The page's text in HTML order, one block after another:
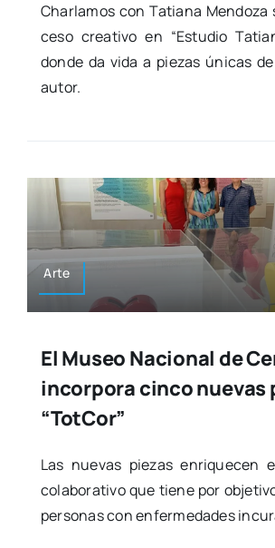
Char­la­mos con Tatia­na
ce­so crea­ti­vo en “Estu­dio
don­de da vida a pie­zas úni­cas
autor.
Arte
El Museo Nacional de
incorpora cinco nuevas
“TotCor”
Las nue­vas pie­zas enri­que­cen
cola­bo­ra­ti­vo que tie­ne por
per­so­nas con enfer­me­da­des